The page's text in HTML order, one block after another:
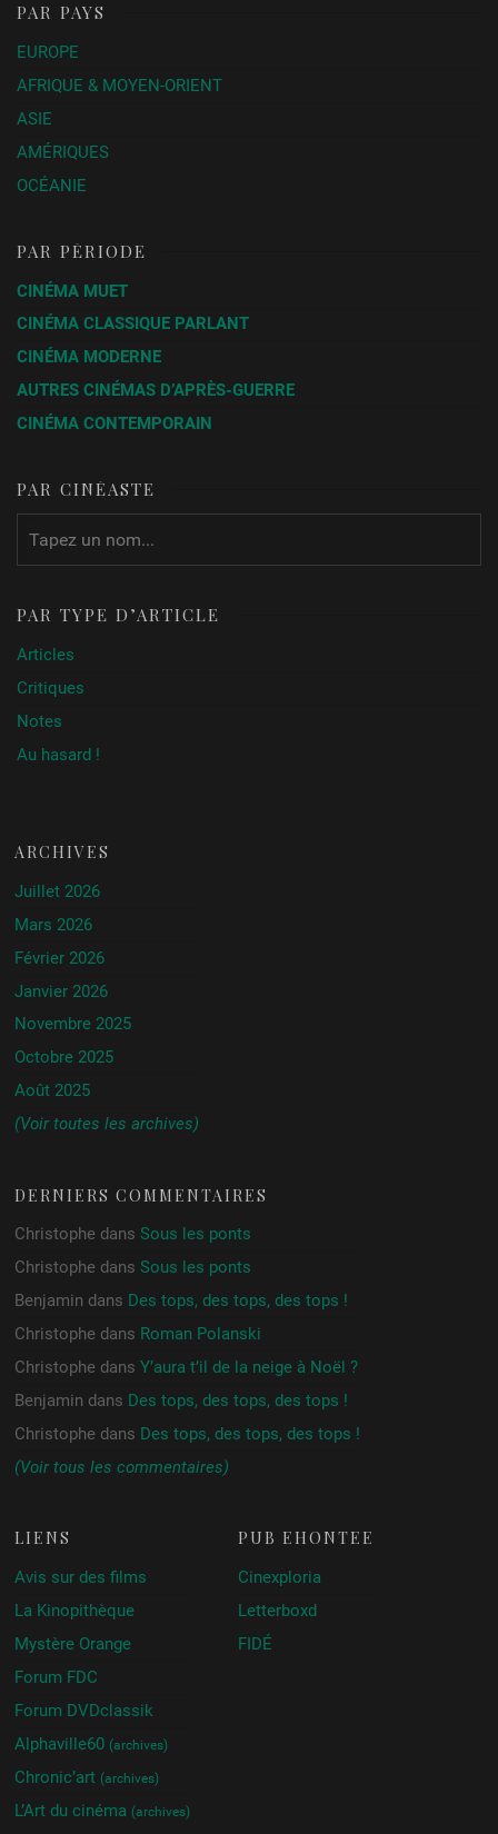
PAR PAYS
EUROPE
AFRIQUE & MOYEN-ORIENT
ASIE
AMÉRIQUES
OCÉANIE
PAR PÉRIODE
CINÉMA MUET
CINÉMA CLASSIQUE PARLANT
CINÉMA MODERNE
AUTRES CINÉMAS D’APRÈS-GUERRE
CINÉMA CONTEMPORAIN
PAR CINÉASTE
PAR TYPE D’ARTICLE
Articles
Critiques
Notes
Au hasard !
ARCHIVES
Juillet 2026
Mars 2026
Février 2026
Janvier 2026
Novembre 2025
Octobre 2025
Août 2025
(Voir toutes les archives)
DERNIERS COMMENTAIRES
Christophe dans Sous les ponts
Christophe dans Sous les ponts
Benjamin dans Des tops, des tops, des tops !
Christophe dans Roman Polanski
Christophe dans Y’aura t’il de la neige à Noël ?
Benjamin dans Des tops, des tops, des tops !
Christophe dans Des tops, des tops, des tops !
(Voir tous les commentaires)
LIENS
Avis sur des films
La Kinopithèque
Mystère Orange
Forum FDC
Forum DVDclassik
Alphaville60 (archives)
Chronic’art (archives)
L’Art du cinéma (archives)
PUB ÉHONTÉE
Cinexploria
Letterboxd
FIDÉ